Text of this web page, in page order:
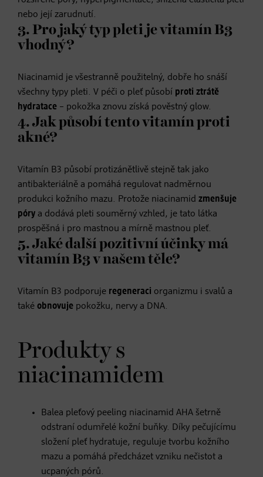
nebo její zarudnutí.
3. Pro jaký typ pleti je vitamín B3
vhodný?
Niacinamid je všestranně použitelný, dobře ho snáší
všechny typy pleti. V péči o pleť působí proti ztrátě
hydratace – pokožka znovu získá pověstný glow.
4. Jak působí tento vitamín proti
akné?
Vitamín B3 působí protizánětlivě stejně tak jako
antibakteriálně a pomáhá regulovat nadměrnou
produkci kožního mazu. Protože niacinamid zmenšuje
póry a dodává pleti souměrný vzhled, je tato látka
prospěšná i pro mastnou a mírně mastnou pleť.
5. Jaké další pozitivní účinky má
vitamín B3 v našem těle?
Vitamín B3 podporuje regeneraci organizmu i svalů a
také obnovuje pokožku, nervy a DNA.
Produkty s
niacinamidem
Balea pleťový peeling niacinamid AHA šetrně
odstraní odumřelé kožní buňky. Díky pečujícímu
složení pleť hydratuje, reguluje tvorbu kožního
mazu a pomáhá předcházet vzniku nečistot a
ucpaných pórů.